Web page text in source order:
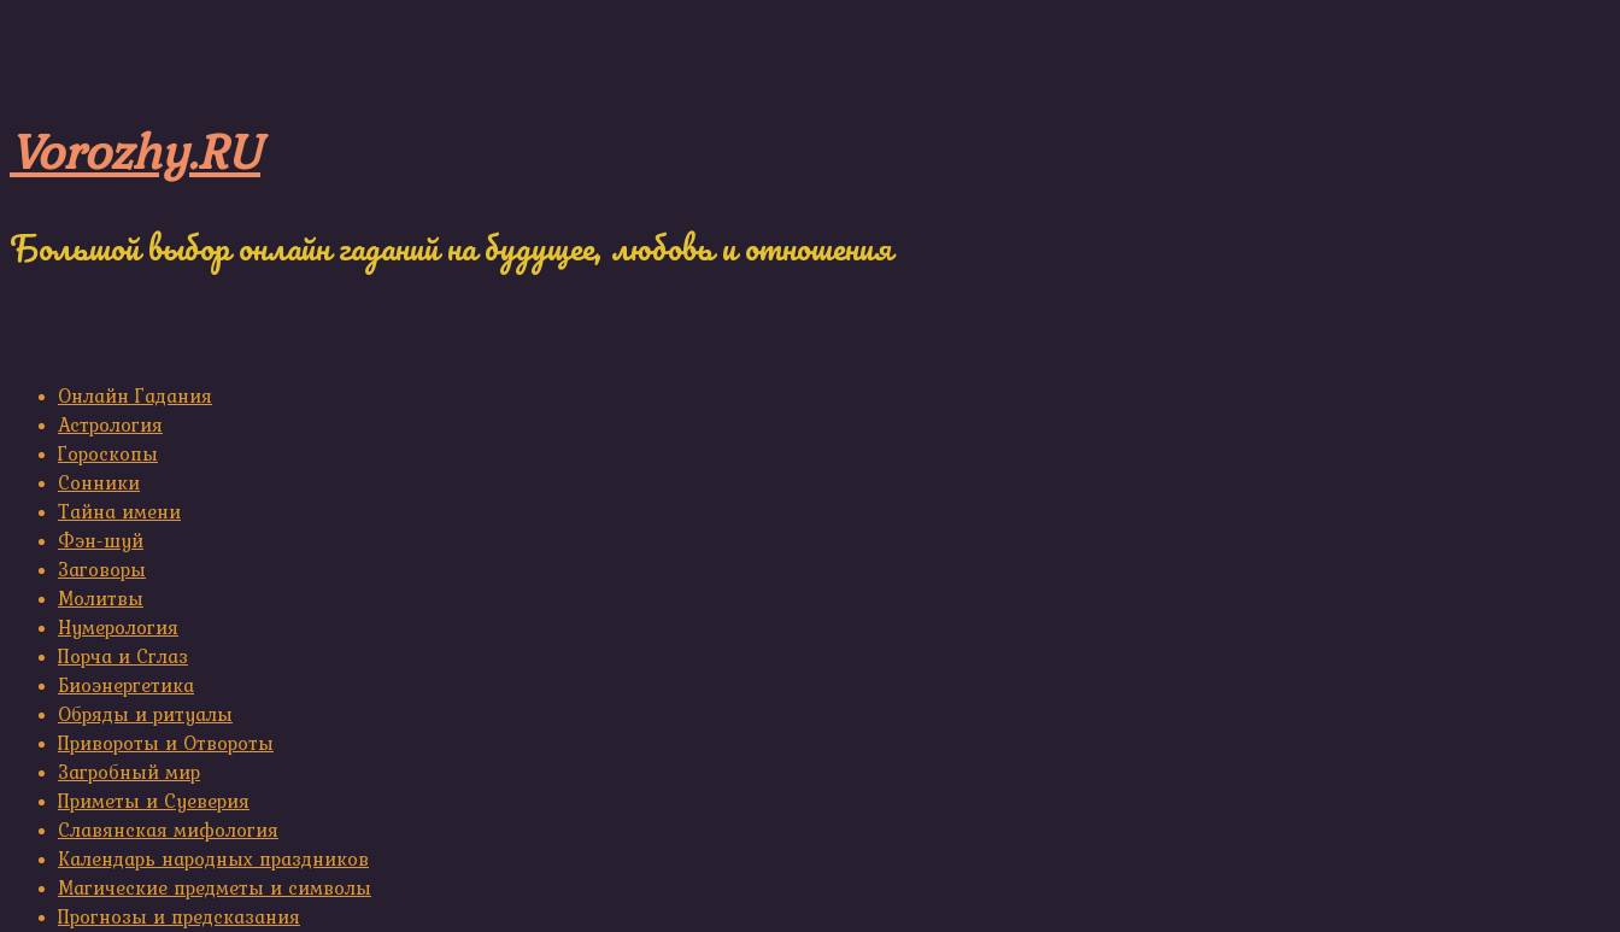
Vorozhy.RU
Большой выбор онлайн гаданий на будущее, любовь и отношения
Онлайн Гадания
Астрология
Гороскопы
Сонники
Тайна имени
Фэн-шуй
Заговоры
Молитвы
Нумерология
Порча и Сглаз
Биоэнергетика
Обряды и ритуалы
Привороты и Отвороты
Загробный мир
Приметы и Суеверия
Славянская мифология
Календарь народных праздников
Магические предметы и символы
Прогнозы и предсказания